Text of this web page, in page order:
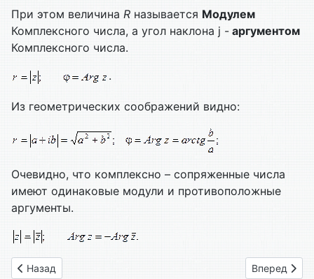
При этом величина R называется Модулем
Комплексного числа, а угол наклона j - аргументом
Комплексного числа.
.
Из геометрических соображений видно:
Очевидно, что комплексно – сопряженные числа
имеют одинаковые модули и противоположные
аргументы.
Предыдущий: 95. Комплексные числа
Назад Следующий:
Вперед